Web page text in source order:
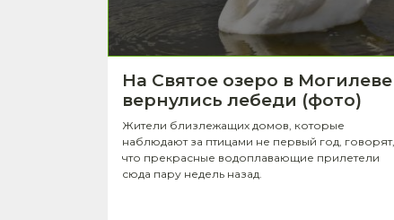
На Святое озеро в Могилеве
вернулись лебеди (фото)
Жители близлежащих домов, которые
наблюдают за птицами не первый год, говорят,
что прекрасные водоплавающие прилетели
сюда пару недель назад.